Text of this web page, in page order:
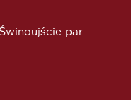
par